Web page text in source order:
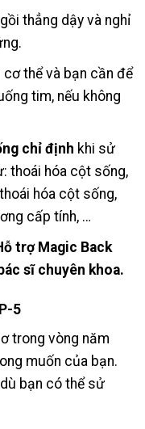
thẳng dậy và nghỉ
cơ thể và bạn cần để
tim, nếu không
chỉ định khi sử
thoái hóa cột sống,
hóa cột sống,
cấp tính, …
trợ Magic Back
sĩ chuyên khoa.
5
trong vòng năm
muốn của bạn.
bạn có thể sử